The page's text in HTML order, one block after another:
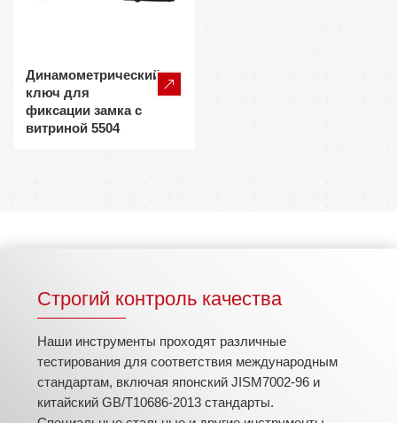
Динамометрический
ключ для
фиксации замка с
витриной 5504
Строгий контроль качества
Наши инструменты проходят различные
тестирования для соответствия международным
стандартам, включая японский JISM7002-96 и
китайский GB/T10686-2013 стандарты.